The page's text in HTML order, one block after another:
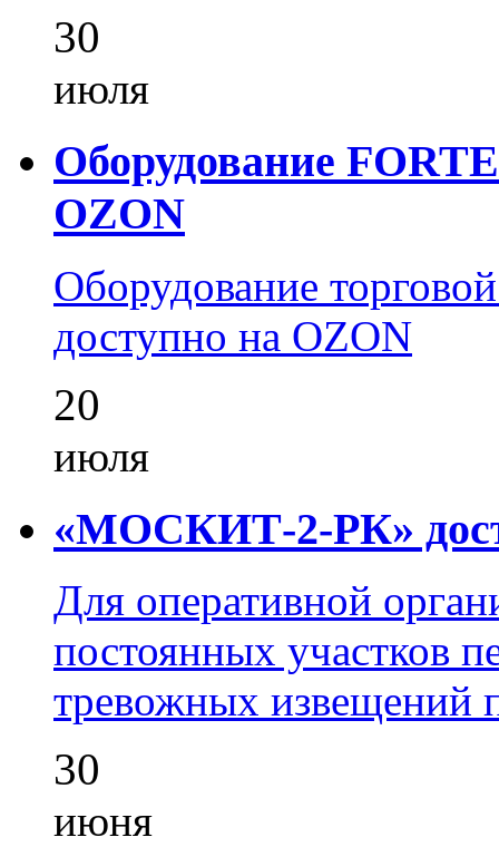
30
июля
Оборудование
OZON
Оборудование
доступно на OZON
20
июля
«МОСКИТ-2-РК»
Для оперативной
постоянных участков
тревожных извещений
30
июня